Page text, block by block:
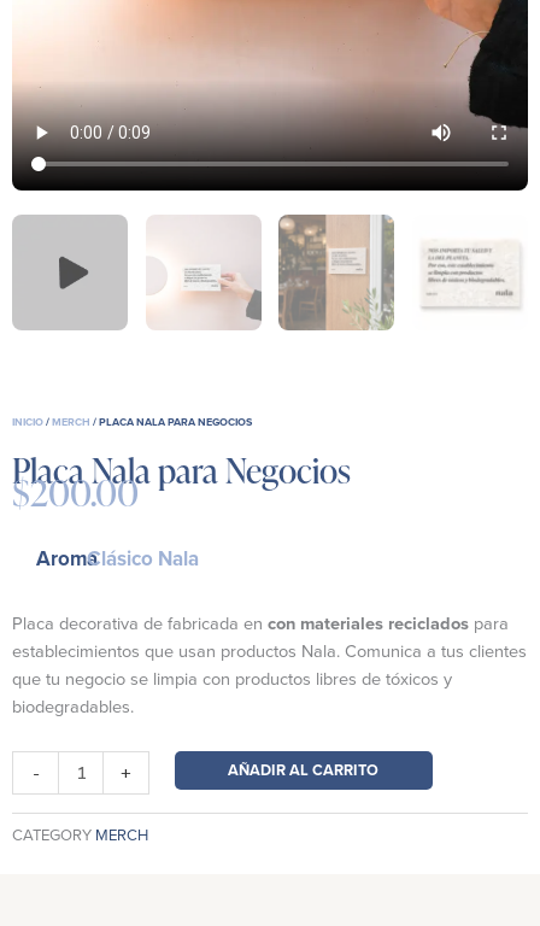
INICIO/MERCH / PLACA NALA PARA NEGOCIOS
Placa Nala para Negocios
$200.00
AromaClásico Nala
Placa decorativa de fabricada en con materiales reciclados para
establecimientos que usan productos Nala. Comunica a tus clientes
que tu negocio se limpia con productos libres de tóxicos y
biodegradables.
-
Nala
para
Negocios
+ AÑADIR AL CARRITO
CATEGORY MERCH